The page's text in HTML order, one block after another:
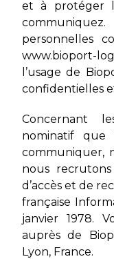
et à protéger
personnelles
www.bioport-
l’usage de
confidentielles
Concernant
nominatif que
communiquer,
nous
d’accès et de
française
janvier 1978.
auprès de
Lyon, France.